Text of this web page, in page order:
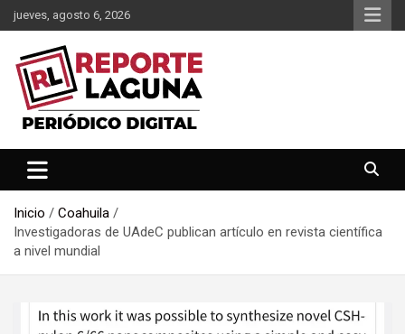
Saltar
al
contenido
jueves, agosto 6, 2026
Reporte Laguna
Inicio
Coahuila
Investigadoras de UAdeC publican artículo en revista científica
a nivel mundial